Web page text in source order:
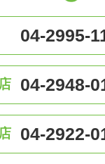
04-2995-
04-2948-
04-2922-